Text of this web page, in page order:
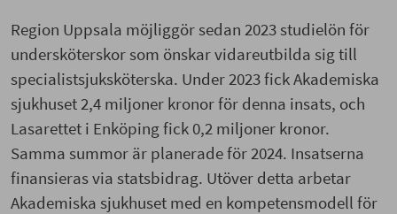
Region Uppsala möjliggör sedan 2023 studielön för
undersköterskor som önskar vidareutbilda sig till
specialistsjuksköterska. Under 2023 fick Akademiska
sjukhuset 2,4 miljoner kronor för denna insats, och
Lasarettet i Enköping fick 0,2 miljoner kronor.
Samma summor är planerade för 2024. Insatserna
finansieras via statsbidrag. Utöver detta arbetar
Akademiska sjukhuset med en kompetensmodell för